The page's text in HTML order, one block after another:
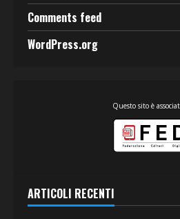
Comments feed
WordPress.org
Questo sito è
ARTICOLI RECENTI